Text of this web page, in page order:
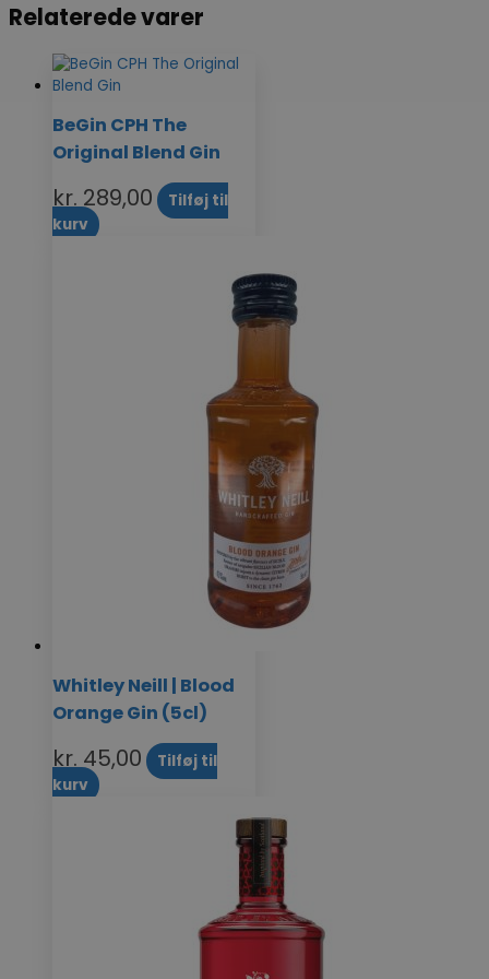
Relaterede varer
BeGin CPH The
Original Blend Gin
kr. 289,00
Tilføj til
kurv
Whitley Neill | Blood
Orange Gin (5cl)
kr. 45,00
Tilføj til
kurv